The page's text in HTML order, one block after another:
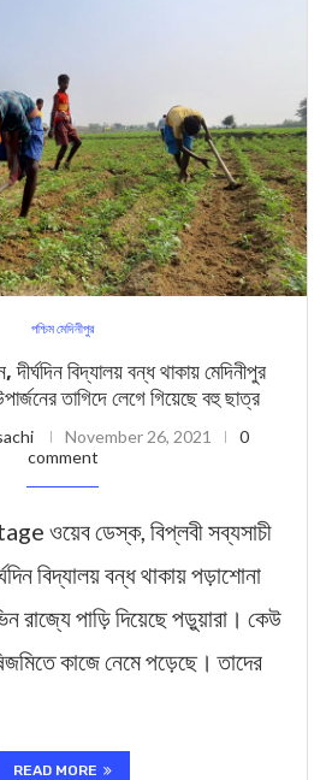
পশ্চিম মেদিনীপুর
বিদ্যালয় বন্ধ থাকায় মেদিনীপুর
তাগিদে লেগে গিয়েছে বহু ছাত্র
November 26, 2021
0
comment
ওয়েব ডেস্ক, বিপ্লবী সব্যসাচী
বিদ্যালয় বন্ধ থাকায় পড়াশোনা
রাজ্যে পাড়ি দিয়েছে পড়ুয়ারা। কেউ
কাজে নেমে পড়েছে। তাদের
READ MORE